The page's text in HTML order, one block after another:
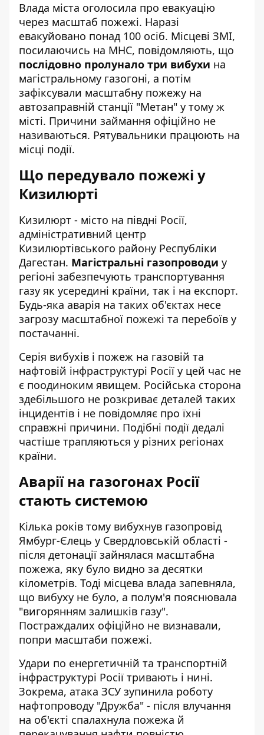
Влада міста оголосила про евакуацію
через масштаб пожежі. Наразі
евакуйовано понад 100 осіб. Місцеві ЗМІ,
посилаючись на МНС, повідомляють, що
послідовно пролунало три вибухи на
магістральному газогоні, а потім
зафіксували масштабну пожежу на
автозаправній станції "Метан" у тому ж
місті. Причини займання офіційно не
називаються. Рятувальники працюють на
місці події.
Що передувало пожежі у
Кизилюрті
Кизилюрт - місто на півдні Росії,
адміністративний центр
Кизилюртівського району Республіки
Дагестан. Магістральні газопроводи у
регіоні забезпечують транспортування
газу як усередині країни, так і на експорт.
Будь-яка аварія на таких об'єктах несе
загрозу масштабної пожежі та перебоїв у
постачанні.
Серія вибухів і пожеж на газовій та
нафтовій інфраструктурі Росії у цей час не
є поодиноким явищем. Російська сторона
здебільшого не розкриває деталей таких
інцидентів і не повідомляє про їхні
справжні причини. Подібні події дедалі
частіше трапляються у різних регіонах
країни.
Аварії на газогонах Росії
стають системою
Кілька років тому вибухнув газопровід
Ямбург-Єлець у Свердловській області -
після детонації зайнялася масштабна
пожежа, яку було видно за десятки
кілометрів. Тоді місцева влада запевняла,
що вибуху не було, а полум'я пояснювала
"вигорянням залишків газу".
Постраждалих офіційно не визнавали,
попри масштаби пожежі.
Удари по енергетичній та транспортній
інфраструктурі Росії тривають і нині.
Зокрема, атака ЗСУ зупинила роботу
нафтопроводу "Дружба" - після влучання
на об'єкті спалахнула пожежа й